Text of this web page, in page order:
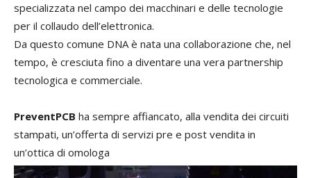
specializzata nel campo dei macchinari e delle tecnologie
per il collaudo dell’elettronica.
Da questo comune DNA è nata una collaborazione che, nel
tempo, è cresciuta fino a diventare una vera partnership
tecnologica e commerciale.
PreventPCB ha sempre affiancato, alla vendita dei circuiti
stampati, un’offerta di servizi pre e post vendita in
un’ottica di omologa